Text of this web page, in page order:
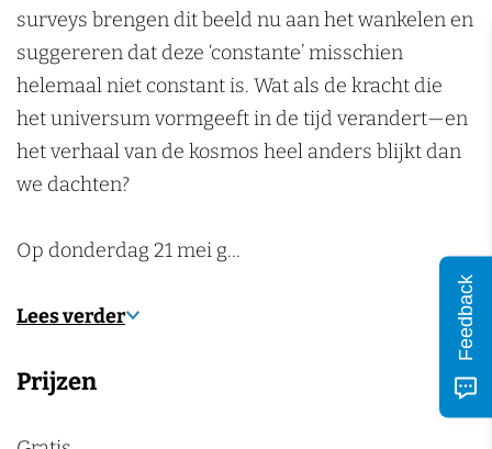
e
r
t
u
i
D
h
t
e
r
t
u
n
D
c
h
t
e
r
i
>
c
h
t
e
r
i
surveys brengen dit beeld nu aan het wankelen en
suggereren dat deze ‘constante’ misschien
helemaal niet constant is. Wat als de kracht die
het universum vormgeeft in de tijd verandert—en
het verhaal van de kosmos heel anders blijkt dan
we dachten?
Op donderdag 21 mei g…
Lees verder
Prijzen
Feedback